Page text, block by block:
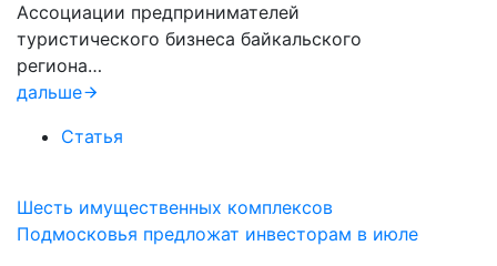
Ассоциации предпринимателей
туристического бизнеса байкальского
региона…
дальше
Статья
Шесть имущественных комплексов
Подмосковья предложат инвесторам в июле